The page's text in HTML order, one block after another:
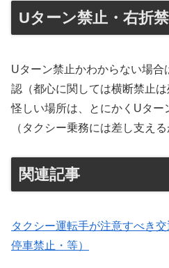
Uターン禁止・右折
Uターン禁止かわからない場合
認（都心に関しては横断禁止は
怪しい場所は、とにかくUター
（タクシー乗務には差し支える
関連記事
タクシー運転手が注意すべき
停車禁止・等）